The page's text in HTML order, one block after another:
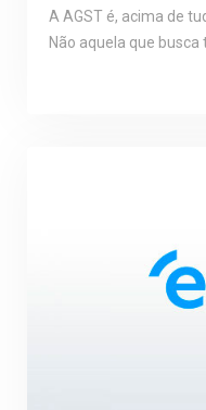
A AGST é, acima de
Não aquela que